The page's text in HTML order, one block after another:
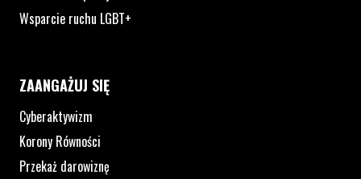
Wsparcie ruchu LGBT+
ZAANGAŻUJ SIĘ
Cyberaktywizm
Korony Równości
Przekaż darowiznę